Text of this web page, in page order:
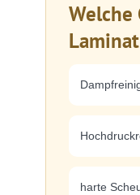
Welche
harte